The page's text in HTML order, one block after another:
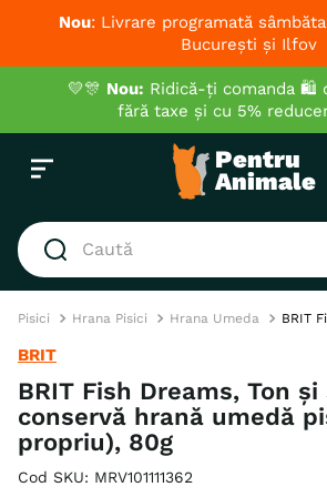
Nou: Livrare programată
București și Ilfov
💛🎊 Nou: Ridică-ți comanda 🛍️
fără taxe și cu 5%
Caută
3. hrana uscata pisici
4. recompense
Pisici Hrana Pisici Hrana Umeda BRIT
BRIT
BRIT Fish Dreams, Ton și
conservă hrană umedă
propriu), 80g
Cod SKU: MRV101111362